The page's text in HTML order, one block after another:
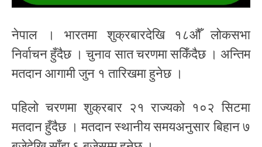
नेपाल । भारतमा शुक्रबारदेखि १८औँ लोकसभा
निर्वाचन हुँदैछ । चुनाव सात चरणमा सकिँदैछ । अन्तिम
मतदान आगामी जुन १ तारिखमा हुनेछ ।
पहिलो चरणमा शुक्रबार २१ राज्यको १०२ सिटमा
मतदान हुँदैछ । मतदान स्थानीय समयअनुसार बिहान ७